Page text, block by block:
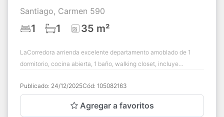
Santiago, Carmen 590
1 1 35 m²
LaCorredora arrienda excelente departamento amoblado de 1
dormitorio, cocina abierta, 1 baño, walking closet, incluye
Publicado: 24/12/2025Cód: 105082163
Agregar a favoritos